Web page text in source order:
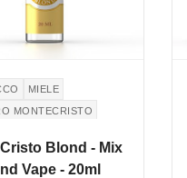
MIELE
MONTECRISTO
Blond - Mix
Vape - 20ml